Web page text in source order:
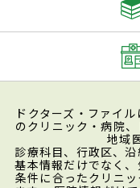
ドクターズ・ファイ
のクリニック・病院
地域
診療科目、行政区、
基本情報だけでなく
条件に合ったクリニ